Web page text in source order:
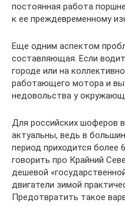
постоянная работа
к ее преждевременному
Еще одним аспектом
составляющая. Если
городе или на
работающего мотора и
недовольства у
Для российских шоферов
актуальны, ведь в
период приходится более
говорить про Крайний
дешевой
двигатели зимой
Предотвратить такое